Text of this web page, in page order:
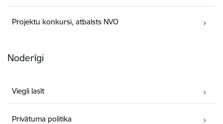
Projektu konkursi, atbalsts NVO
Noderīgi
Viegli lasīt
Privātuma politika